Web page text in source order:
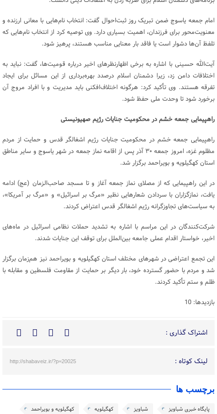
امام جمعه یاسوج ضمن تبریک روز ثبت‌احوال گفت: انتخاب نام‌هایی با معانی ارزنده و
معنویت‌محور برای فرزندان، اهمیت بسیاری دارد. وی توصیه کرد از انتخاب نام‌هایی که
تلفظ آن‌ها دشوار است یا فاقد بار معنایی مناسب هستند، پرهیز شود.
آیت‌الله حسینی با اشاره به برخی اظهارنظرهای اخیر درباره قومیت‌ها، گفت: نباید به
اختلافات دامن زد، زیرا دشمنان اسلام درصدد بهره‌برداری از این مسائل برای ایجاد
تفرقه هستند. وی تأکید کرد: هرگونه اختلاف‌افکنی باید مدیریت و با افراد مروج آن
برخورد شود تا وحدت ملی حفظ شود.
راهپیمایی جمعه خشم در محکومیت جنایات رژیم صهیونیستی
راهپیمایی جمعه خشم در محکومیت جنایات رژیم اشغالگر قدس و حمایت از مردم
مظلوم غزه، امروز جمعه ۳۰ آذر پس از اقامه نماز جمعه در شهر یاسوج و سایر مناطق
استان کهگیلویه و بویراحمد برگزار شد.
در این راهپیمایی که از مصلای نماز جمعه آغاز و تا مسجد صاحب‌الزمان (عج) ادامه
یافت، نمازگزاران با سردادن شعارهایی نظیر «مرگ بر اسرائیل» و «مرگ بر آمریکا»،
به سیاست‌های تجاوزگرانه رژیم اشغالگر قدس اعتراض کردند.
شرکت‌کنندگان در این مراسم با اشاره به تشدید حملات نظامی اسرائیل در ماه‌های
اخیر، خواستار اقدام عملی جامعه بین‌الملل برای توقف این جنایات شدند.
این تجمع اعتراضی در شهرهای مختلف استان کهگیلویه و بویراحمد نیز هم‌زمان برگزار
شد و مردم با حضور گسترده خود، بار دیگر بر حمایت از مقاومت فلسطین و مقابله با
ظلم و ستم تأکید کردند.
بازدیدها: 10
اشتراک گذاری :
لینک کوتاه : http://shabaveiz.ir/?p=20025
برچسب ها
پایگاه خبری شباویز شباویز کهگیلویه
کهگیلویه و بویراحمد